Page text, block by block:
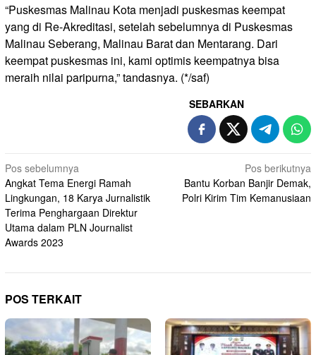
“Puskesmas Malinau Kota menjadi puskesmas keempat
yang di Re-Akreditasi, setelah sebelumnya di Puskesmas
Malinau Seberang, Malinau Barat dan Mentarang. Dari
keempat puskesmas ini, kami optimis keempatnya bisa
meraih nilai paripurna,” tandasnya. (*/saf)
SEBARKAN
Navigasi
pos
Pos sebelumnya
Angkat Tema Energi Ramah
Lingkungan, 18 Karya Jurnalistik
Terima Penghargaan Direktur
Utama dalam PLN Journalist
Awards 2023
Pos berikutnya
Bantu Korban Banjir Demak,
Polri Kirim Tim Kemanusiaan
POS TERKAIT